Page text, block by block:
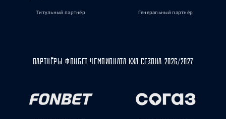
Титульный партнёр Генеральный партнёр
ПАРТНЁРЫ ФОНБЕТ ЧЕМПИОНАТА КХЛ СЕЗОНА 2026/2027